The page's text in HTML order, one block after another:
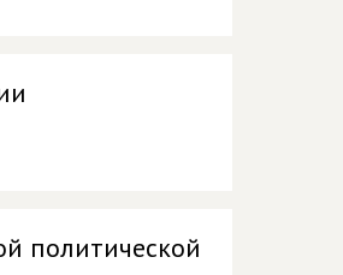
политической